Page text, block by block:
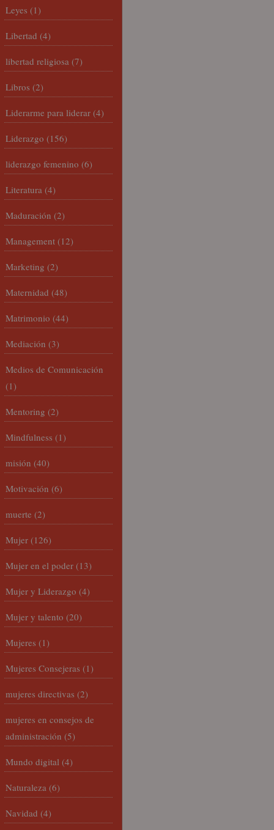
Leyes (1)
Libertad (4)
libertad religiosa (7)
Libros (2)
Liderarme para liderar (4)
Liderazgo (156)
liderazgo femenino (6)
Literatura (4)
Maduración (2)
Management (12)
Marketing (2)
Maternidad (48)
Matrimonio (44)
Mediación (3)
Medios de Comunicación
(1)
Mentoring (2)
Mindfulness (1)
misión (40)
Motivación (6)
muerte (2)
Mujer (126)
Mujer en el poder (13)
Mujer y Liderazgo (4)
Mujer y talento (20)
Mujeres (1)
Mujeres Consejeras (1)
mujeres directivas (2)
mujeres en consejos de
administración (5)
Mundo digital (4)
Naturaleza (6)
Navidad (4)